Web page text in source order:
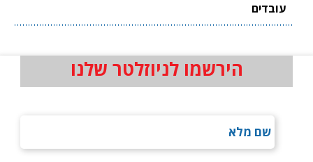
עובדים
הירשמו לניוזלטר שלנו